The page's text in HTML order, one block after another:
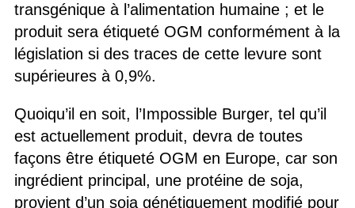
transgénique à l’alimentation humaine ; et le
produit sera étiqueté OGM conformément à la
législation si des traces de cette levure sont
supérieures à 0,9%.
Quoiqu’il en soit, l’Impossible Burger, tel qu’il
est actuellement produit, devra de toutes
façons être étiqueté OGM en Europe, car son
ingrédient principal, une protéine de soja,
provient d’un soja génétiquement modifié pour